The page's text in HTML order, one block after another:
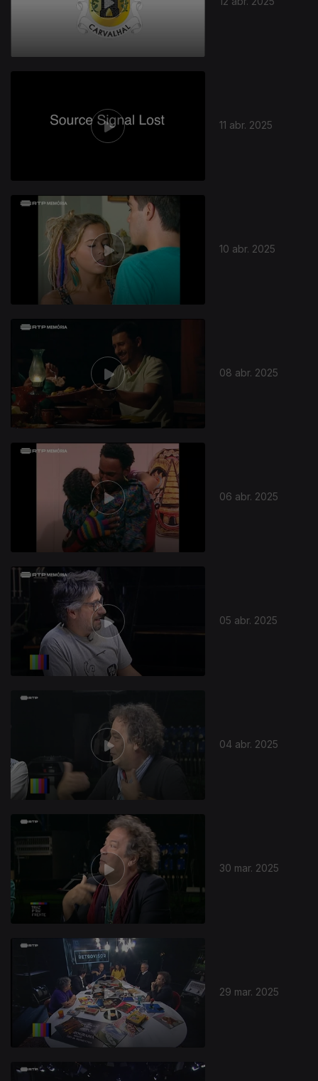
11 abr. 2025
10 abr. 2025
08 abr. 2025
06 abr. 2025
05 abr. 2025
04 abr. 2025
30 mar. 2025
29 mar. 2025
838444